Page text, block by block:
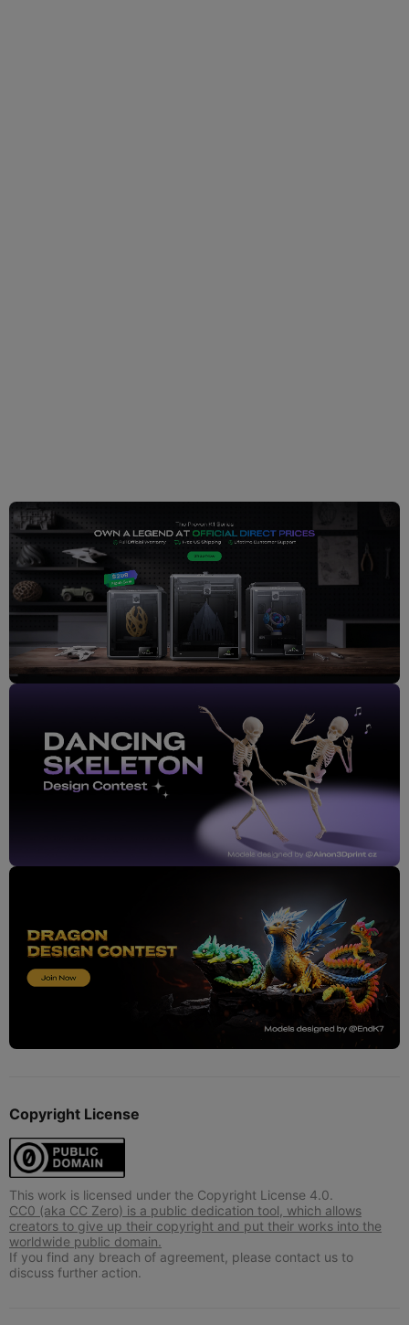
Copyright License
This work is licensed under the Copyright License 4.0.
CC0 (aka CC Zero) is a public dedication tool, which allows
creators to give up their copyright and put their works into the
worldwide public domain.
If you find any breach of agreement, please contact us to
discuss further action.